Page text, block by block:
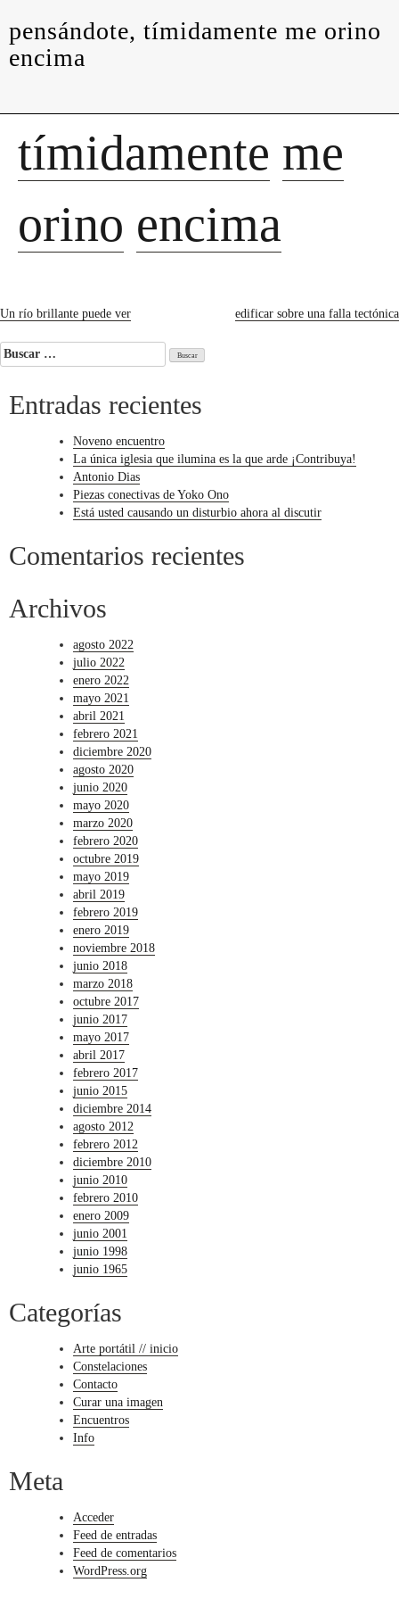
portátiles
contacto
pensándote, tímidamente me orino
encima
Pensándote,
tímidamente me
orino encima
Navegación
de
Un río brillante puede ver edificar sobre una falla tectónica
Buscar:
Entradas recientes
Noveno encuentro
La única iglesia que ilumina es la que arde ¡Contribuya!
Antonio Dias
Piezas conectivas de Yoko Ono
Está usted causando un disturbio ahora al discutir
Comentarios recientes
Archivos
agosto 2022
julio 2022
enero 2022
mayo 2021
abril 2021
febrero 2021
diciembre 2020
agosto 2020
junio 2020
mayo 2020
marzo 2020
febrero 2020
octubre 2019
mayo 2019
abril 2019
febrero 2019
enero 2019
noviembre 2018
junio 2018
marzo 2018
octubre 2017
junio 2017
mayo 2017
abril 2017
febrero 2017
junio 2015
diciembre 2014
agosto 2012
febrero 2012
diciembre 2010
junio 2010
febrero 2010
enero 2009
junio 2001
junio 1998
junio 1965
Categorías
Arte portátil // inicio
Constelaciones
Contacto
Curar una imagen
Encuentros
Info
Meta
Acceder
Feed de entradas
Feed de comentarios
WordPress.org